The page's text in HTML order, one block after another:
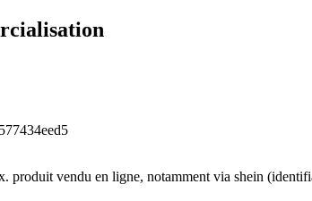
produit vendu en ligne, notamment via shein